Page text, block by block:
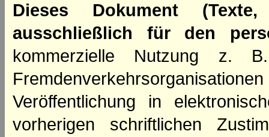
Dieses Dokument
ausschließlich für den
kommerzielle Nutzung z.
Veröffentlichung in
vorherigen schriftlichen